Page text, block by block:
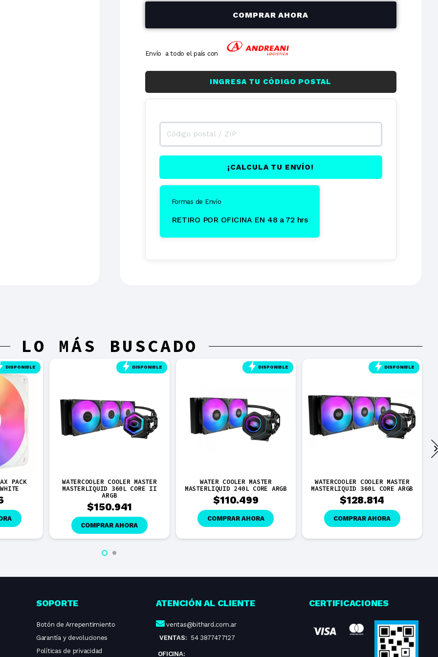
$11.893,52
COMPRAR AHORA
Envío a todo el país con
INGRESA TU CÓDIGO POSTAL
¡CALCULA TU ENVÍO!
Formas de Envío
RETIRO POR OFICINA EN 48 a 72 hrs
LO MÁS BUSCADO
DISPONIBLE
PACK
DISPONIBLE
WATERCOOLER COOLER MASTER
MASTERLIQUID 360L CORE II
ARGB
$150.941
COMPRAR AHORA
DISPONIBLE
WATER COOLER MASTER
MASTERLIQUID 240L CORE ARGB
$110.499
COMPRAR AHORA
DISPONIBLE
WATERCOOLER COOLER MASTER
MASTERLIQUID 360L CORE ARGB
$128.814
COMPRAR AHORA
SOPORTE
Botón de Arrepentimiento
Garantía y devoluciones
Políticas de privacidad
ATENCIÓN AL CLIENTE
ventas@bithard.com.ar
VENTAS: 54 3877477127
OFICINA:
CERTIFICACIONES